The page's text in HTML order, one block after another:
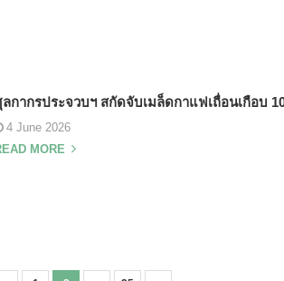
กากรประจวบฯ สกัดจับเมล็ดกาแฟเถื่อนเกือบ
4 June 2026
MORE